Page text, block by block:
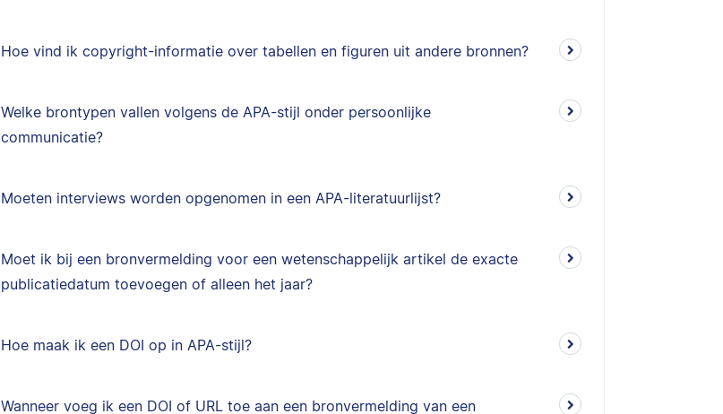
Hoe vind ik copyright-informatie over tabellen en figuren uit andere bronnen?
Welke brontypen vallen volgens de APA-stijl onder persoonlijke
communicatie?
Moeten interviews worden opgenomen in een APA-literatuurlijst?
Moet ik bij een bronvermelding voor een wetenschappelijk artikel de exacte
publicatiedatum toevoegen of alleen het jaar?
Hoe maak ik een DOI op in APA-stijl?
Wanneer voeg ik een DOI of URL toe aan een bronvermelding van een